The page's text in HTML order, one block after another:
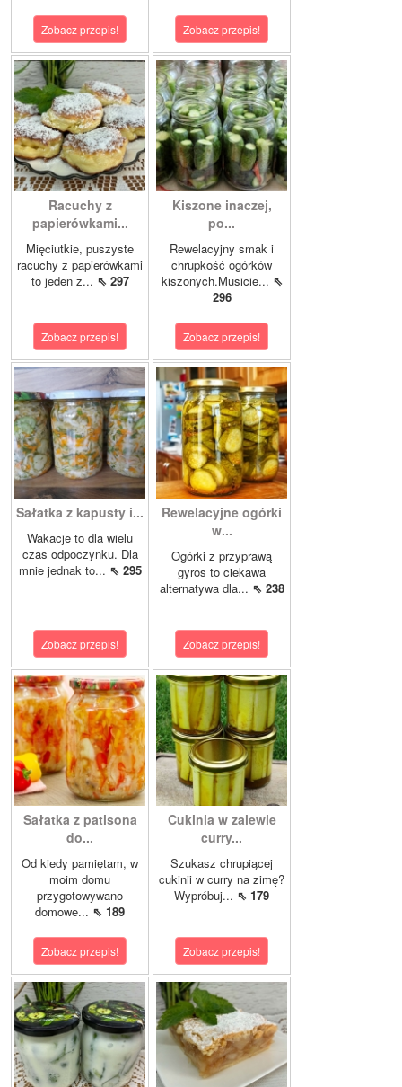
Zobacz przepis! Zobacz przepis!
Racuchy z
papierówkami...
Mięciutkie, puszyste
racuchy z papierówkami
to jeden z... ⇖ 297
Zobacz przepis!
Kiszone inaczej,
po...
Rewelacyjny smak i
chrupkość ogórków
kiszonych.Musicie... ⇖
296
Zobacz przepis!
Sałatka z kapusty i...
Wakacje to dla wielu
czas odpoczynku. Dla
mnie jednak to... ⇖ 295
Zobacz przepis!
Rewelacyjne ogórki
w...
Ogórki z przyprawą
gyros to ciekawa
alternatywa dla... ⇖ 238
Zobacz przepis!
Sałatka z patisona
do...
Od kiedy pamiętam, w
moim domu
przygotowywano
domowe... ⇖ 189
Zobacz przepis!
Cukinia w zalewie
curry...
Szukasz chrupiącej
cukinii w curry na zimę?
Wypróbuj... ⇖ 179
Zobacz przepis!